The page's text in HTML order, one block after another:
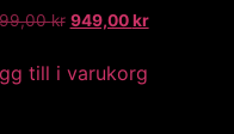
kr 949,00kr
till i varukorg